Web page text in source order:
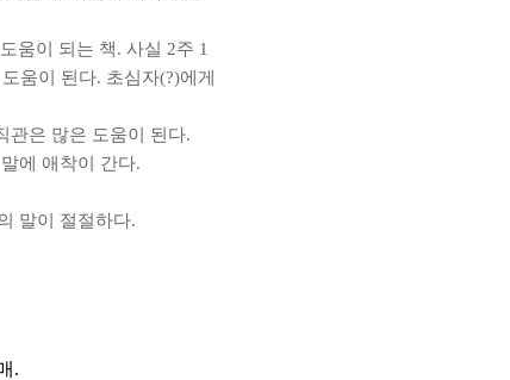
움이 되는 책. 사실 2주 1
움이 된다. 초심자(?)에게
관은 많은 도움이 된다.
에 애착이 간다.
말이 절절하다.
.